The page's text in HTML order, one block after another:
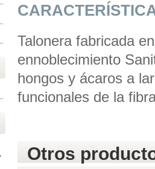
Talonera fabricada
ennoblecimiento
hongos y ácaros a
funcionales de la
Otros